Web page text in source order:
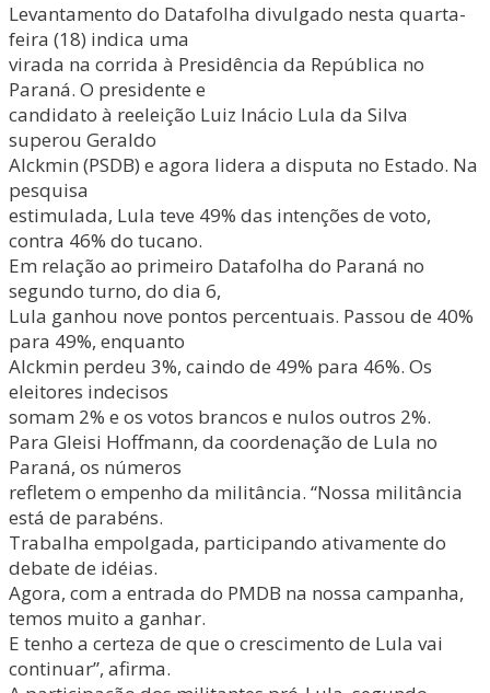
Levantamento do Datafolha divulgado nesta quarta-
feira (18) indica uma
virada na corrida à Presidência da República no
Paraná. O presidente e
candidato à reeleição Luiz Inácio Lula da Silva
superou Geraldo
Alckmin (PSDB) e agora lidera a disputa no Estado. Na
pesquisa
estimulada, Lula teve 49% das intenções de voto,
contra 46% do tucano.
Em relação ao primeiro Datafolha do Paraná no
segundo turno, do dia 6,
Lula ganhou nove pontos percentuais. Passou de 40%
para 49%, enquanto
Alckmin perdeu 3%, caindo de 49% para 46%. Os
eleitores indecisos
somam 2% e os votos brancos e nulos outros 2%.
Para Gleisi Hoffmann, da coordenação de Lula no
Paraná, os números
refletem o empenho da militância. “Nossa militância
está de parabéns.
Trabalha empolgada, participando ativamente do
debate de idéias.
Agora, com a entrada do PMDB na nossa campanha,
temos muito a ganhar.
E tenho a certeza de que o crescimento de Lula vai
continuar”, afirma.